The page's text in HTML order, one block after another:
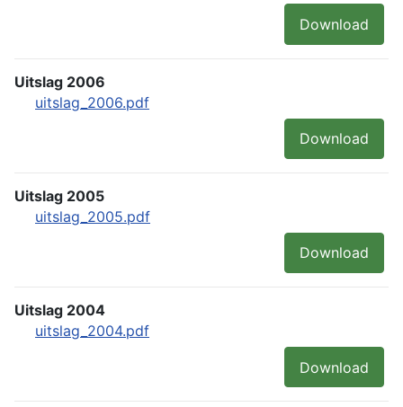
Download
Uitslag 2006
uitslag_2006.pdf
Download
Uitslag 2005
uitslag_2005.pdf
Download
Uitslag 2004
uitslag_2004.pdf
Download